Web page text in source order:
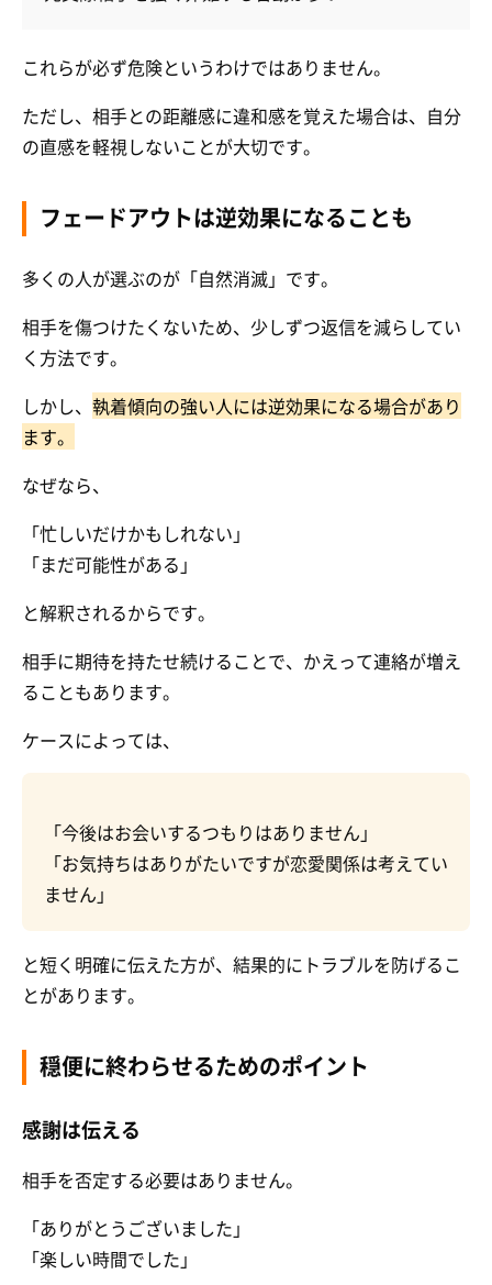
これらが必ず危険というわけではありません。
ただし、相手との距離感に違和感を覚えた場合は、自分
の直感を軽視しないことが大切です。
フェードアウトは逆効果になることも
多くの人が選ぶのが「自然消滅」です。
相手を傷つけたくないため、少しずつ返信を減らしてい
く方法です。
しかし、 執着傾向の強い人には逆効果になる場合があり
ます。
なぜなら、
「忙しいだけかもしれない」
「まだ可能性がある」
と解釈されるからです。
相手に期待を持たせ続けることで、かえって連絡が増え
ることもあります。
ケースによっては、
「今後はお会いするつもりはありません」
「お気持ちはありがたいですが恋愛関係は考えてい
ません」
と短く明確に伝えた方が、結果的にトラブルを防げるこ
とがあります。
穏便に終わらせるためのポイント
感謝は伝える
相手を否定する必要はありません。
「ありがとうございました」
「楽しい時間でした」